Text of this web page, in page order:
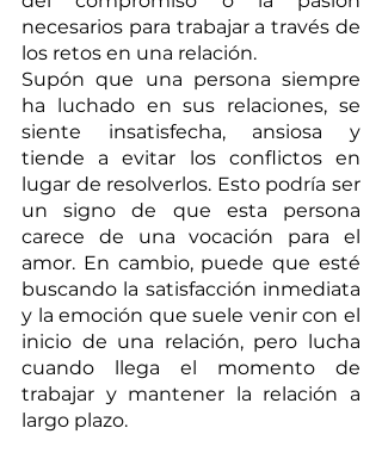
necesarios para trabajar a través de
los retos en una relación.
Supón que una persona siempre
ha luchado en sus relaciones, se
siente insatisfecha, ansiosa y
tiende a evitar los conflictos en
lugar de resolverlos. Esto podría ser
un signo de que esta persona
carece de una vocación para el
amor. En cambio, puede que esté
buscando la satisfacción inmediata
y la emoción que suele venir con el
inicio de una relación, pero lucha
cuando llega el momento de
trabajar y mantener la relación a
largo plazo.